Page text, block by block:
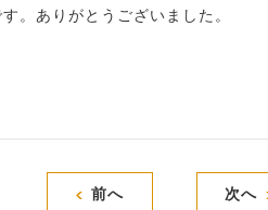
。ありがとうございました。
前へ 次へ